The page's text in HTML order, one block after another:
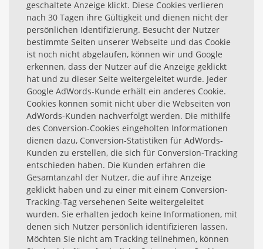
geschaltete Anzeige klickt. Diese Cookies verlieren
nach 30 Tagen ihre Gültigkeit und dienen nicht der
persönlichen Identifizierung. Besucht der Nutzer
bestimmte Seiten unserer Webseite und das Cookie
ist noch nicht abgelaufen, können wir und Google
erkennen, dass der Nutzer auf die Anzeige geklickt
hat und zu dieser Seite weitergeleitet wurde. Jeder
Google AdWords-Kunde erhält ein anderes Cookie.
Cookies können somit nicht über die Webseiten von
AdWords-Kunden nachverfolgt werden. Die mithilfe
des Conversion-Cookies eingeholten Informationen
dienen dazu, Conversion-Statistiken für AdWords-
Kunden zu erstellen, die sich für Conversion-Tracking
entschieden haben. Die Kunden erfahren die
Gesamtanzahl der Nutzer, die auf ihre Anzeige
geklickt haben und zu einer mit einem Conversion-
Tracking-Tag versehenen Seite weitergeleitet
wurden. Sie erhalten jedoch keine Informationen, mit
denen sich Nutzer persönlich identifizieren lassen.
Möchten Sie nicht am Tracking teilnehmen, können